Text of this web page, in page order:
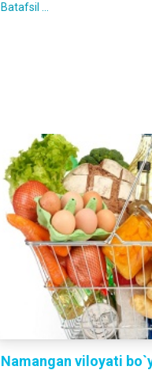
Batafsil ...
Namangan viloyati